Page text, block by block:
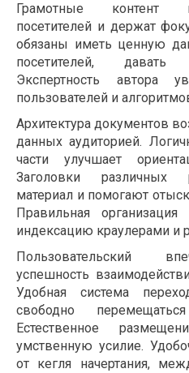
Грамотные контент
посетителей и держат
обязаны иметь ценную
посетителей,
Экспертность автора
пользователей и
Архитектура документов
данных аудиторией.
части улучшает
Заголовки различных
материал и помогают
Правильная
индексацию краулерами и
Пользовательский
успешность
Удобная система
свободно
Естественное
умственную усилие.
от кегля начертания,